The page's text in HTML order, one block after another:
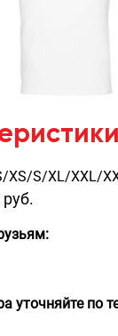
XS/S/XL/XXL/
уточняйте по